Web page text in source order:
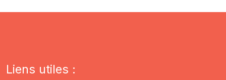
Liens utiles :